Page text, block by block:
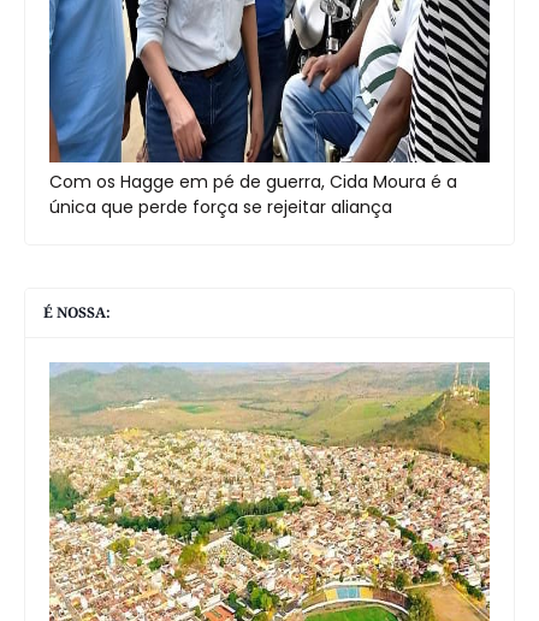
Com os Hagge em pé de guerra, Cida Moura é a
única que perde força se rejeitar aliança
É NOSSA: